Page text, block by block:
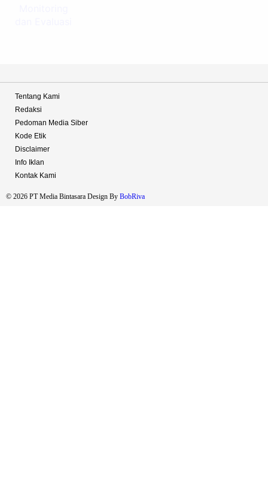
© 2026 PT Media Bintasara Design By BobRiva
Tentang Kami
Redaksi
Pedoman Media Siber
Kode Etik
Disclaimer
Info Iklan
Kontak Kami